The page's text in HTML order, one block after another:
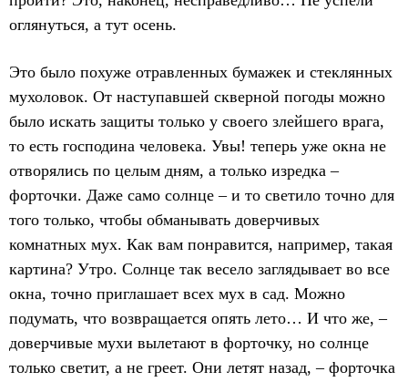
оглянуться, а тут осень.
Это было похуже отравленных бумажек и стеклянных
мухоловок. От наступавшей скверной погоды можно
было искать защиты только у своего злейшего врага,
то есть господина человека. Увы! теперь уже окна не
отворялись по целым дням, а только изредка –
форточки. Даже само солнце – и то светило точно для
того только, чтобы обманывать доверчивых
комнатных мух. Как вам понравится, например, такая
картина? Утро. Солнце так весело заглядывает во все
окна, точно приглашает всех мух в сад. Можно
подумать, что возвращается опять лето… И что же, –
доверчивые мухи вылетают в форточку, но солнце
только светит, а не греет. Они летят назад, – форточка